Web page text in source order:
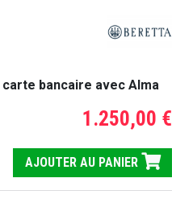
bancaire avec Alma
1.250,00 €
AJOUTER AU PANIER